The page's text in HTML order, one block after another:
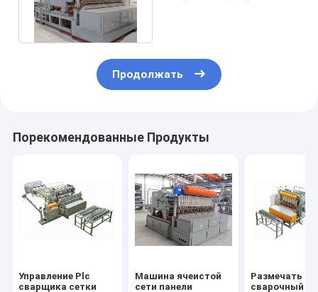
Продолжать
Порекомендованные Продукты
Управление Plc
сварщика сетки
Машина ячеистой
сети панели
Размечать
сварочный